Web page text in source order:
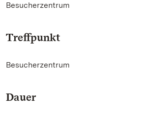
Besucherzentrum
Treffpunkt
Besucherzentrum
Dauer